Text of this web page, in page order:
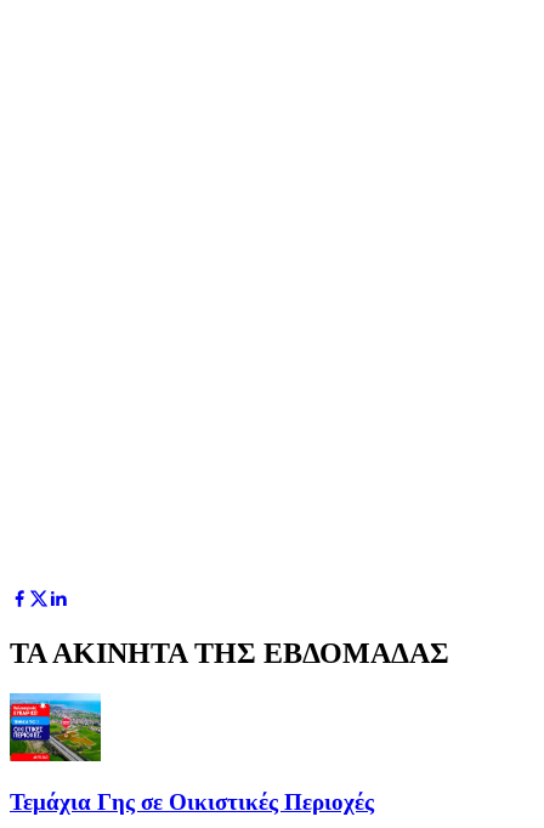
ΤΑ ΑΚΙΝΗΤΑ ΤΗΣ ΕΒΔΟΜΑΔΑΣ
Τεμάχια Γης σε Οικιστικές Περιοχές